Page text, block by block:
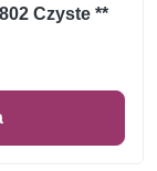
Czyste **